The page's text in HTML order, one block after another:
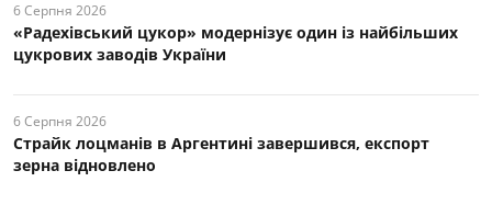
6 Серпня 2026
«Радехівський цукор» модернізує один із найбільших
цукрових заводів України
6 Серпня 2026
Страйк лоцманів в Аргентині завершився, експорт
зерна відновлено